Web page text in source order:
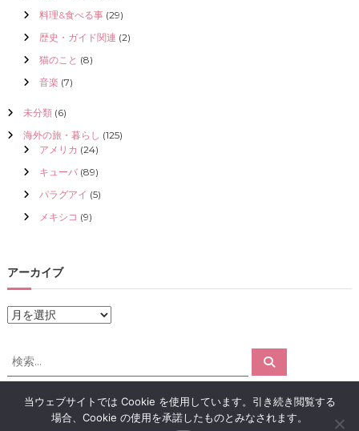
料理&食べる事(29)
歴史・ガイド関連 (2)
猫のこと (8)
音楽 (7)
未分類(6)
海外の旅・暮らし (125)
アメリカ (24)
キューバ(89)
パラグアイ (5)
メキシコ (9)
アーカイブ
ア
イ
ブ
検
索
検
索
Copyright © 2026アロマで感情解放｜クリスタライズ All rights reserved.
当ウェブサイトでは Cookie を使用しています。引き続き閲覧する
場合、Cookie の使用を承諾したものとみなされます。